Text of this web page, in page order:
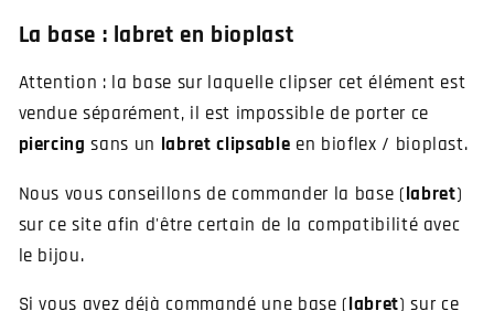
La base : labret en bioplast
Attention : la base sur laquelle clipser cet élément est
vendue séparément, il est impossible de porter ce
piercing sans un labret clipsable en bioflex / bioplast.
Nous vous conseillons de commander la base (labret)
sur ce site afin d'être certain de la compatibilité avec
le bijou.
Si vous avez déjà commandé une base (labret) sur ce